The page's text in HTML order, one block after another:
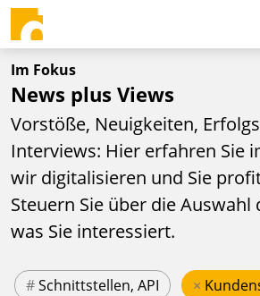
Im Fokus
News plus Views
Vorstöße, Neuigkeiten,
Interviews: Hier erfahren Sie
wir digitalisieren und Sie
Steuern Sie über die Auswahl
was Sie interessiert.
#Schnittstellen, API ×